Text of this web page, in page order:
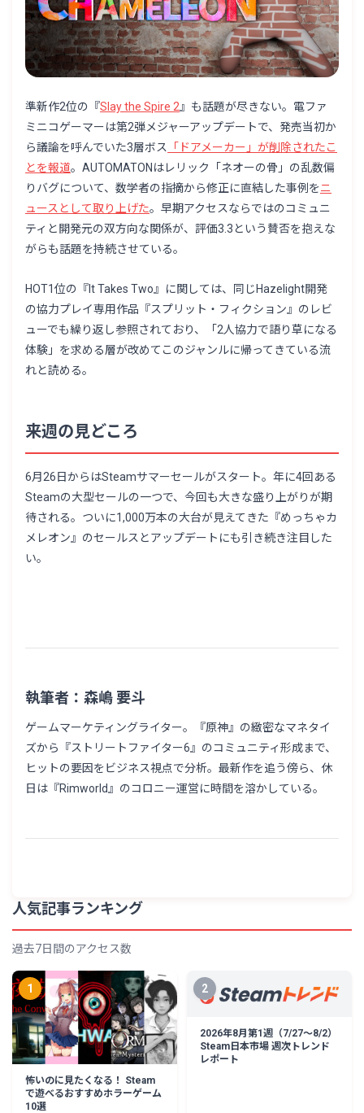
準新作2位の『Slay the Spire 2』も話題が尽きない。電ファ
ミニコゲーマーは第2弾メジャーアップデートで、発売当初か
ら議論を呼んでいた3層ボス 「ドアメーカー」が削除されたこ
とを報道。AUTOMATONはレリック「ネオーの骨」の乱数偏
りバグについて、数学者の指摘から修正に直結した事例をニ
ュースとして取り上げた。早期アクセスならではのコミュニ
ティと開発元の双方向な関係が、評価3.3という賛否を抱えな
がらも話題を持続させている。
HOT1位の『It Takes Two』に関しては、同じHazelight開発
の協力プレイ専用作品『スプリット・フィクション』のレビ
ューでも繰り返し参照されており、「2人協力で語り草になる
体験」を求める層が改めてこのジャンルに帰ってきている流
れと読める。
来週の見どころ
6月26日からはSteamサマーセールがスタート。年に4回ある
Steamの大型セールの一つで、今回も大きな盛り上がりが期
待される。ついに1,000万本の大台が見えてきた『めっちゃカ
メレオン』のセールスとアップデートにも引き続き注目した
い。
執筆者：森嶋 要斗
ゲームマーケティングライター。『原神』の緻密なマネタイ
ズから『ストリートファイター6』のコミュニティ形成まで、
ヒットの要因をビジネス視点で分析。最新作を追う傍ら、休
日は『Rimworld』のコロニー運営に時間を溶かしている。
人気記事ランキング
過去7日間のアクセス数
1
怖いのに見たくなる！ Steam
で遊べるおすすめホラーゲーム
10選
2
2026年8月第1週（7/27〜8/2）
Steam日本市場 週次トレンド
レポート